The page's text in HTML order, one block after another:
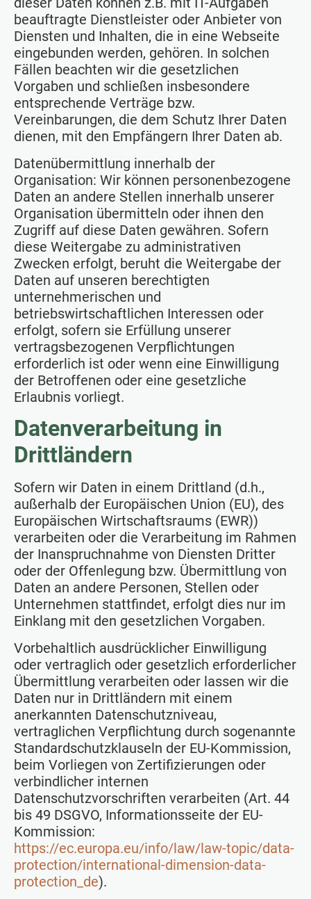
beauftragte Dienstleister oder Anbieter von
Diensten und Inhalten, die in eine Webseite
eingebunden werden, gehören. In solchen
Fällen beachten wir die gesetzlichen
Vorgaben und schließen insbesondere
entsprechende Verträge bzw.
Vereinbarungen, die dem Schutz Ihrer Daten
dienen, mit den Empfängern Ihrer Daten ab.
Datenübermittlung innerhalb der
Organisation: Wir können personenbezogene
Daten an andere Stellen innerhalb unserer
Organisation übermitteln oder ihnen den
Zugriff auf diese Daten gewähren. Sofern
diese Weitergabe zu administrativen
Zwecken erfolgt, beruht die Weitergabe der
Daten auf unseren berechtigten
unternehmerischen und
betriebswirtschaftlichen Interessen oder
erfolgt, sofern sie Erfüllung unserer
vertragsbezogenen Verpflichtungen
erforderlich ist oder wenn eine Einwilligung
der Betroffenen oder eine gesetzliche
Erlaubnis vorliegt.
Datenverarbeitung in
Drittländern
Sofern wir Daten in einem Drittland (d.h.,
außerhalb der Europäischen Union (EU), des
Europäischen Wirtschaftsraums (EWR))
verarbeiten oder die Verarbeitung im Rahmen
der Inanspruchnahme von Diensten Dritter
oder der Offenlegung bzw. Übermittlung von
Daten an andere Personen, Stellen oder
Unternehmen stattfindet, erfolgt dies nur im
Einklang mit den gesetzlichen Vorgaben.
Vorbehaltlich ausdrücklicher Einwilligung
oder vertraglich oder gesetzlich erforderlicher
Übermittlung verarbeiten oder lassen wir die
Daten nur in Drittländern mit einem
anerkannten Datenschutzniveau,
vertraglichen Verpflichtung durch sogenannte
Standardschutzklauseln der EU-Kommission,
beim Vorliegen von Zertifizierungen oder
verbindlicher internen
Datenschutzvorschriften verarbeiten (Art. 44
bis 49 DSGVO, Informationsseite der EU-
Kommission:
https://ec.europa.eu/info/law/law-topic/data-
protection/international-dimension-data-
protection_de).